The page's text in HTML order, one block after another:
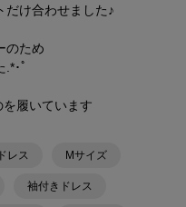
だけ合わせました♪
のため
.*･ﾟ
履いています
ドレス Mサイズ
袖付きドレス